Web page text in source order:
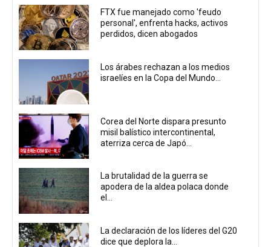
FTX fue manejado como 'feudo
personal', enfrenta hacks, activos
perdidos, dicen abogados
Los árabes rechazan a los medios
israelíes en la Copa del Mundo...
Corea del Norte dispara presunto
misil balístico intercontinental,
aterriza cerca de Japó...
La brutalidad de la guerra se
apodera de la aldea polaca donde
el...
La declaración de los líderes del G20
dice que deplora la...